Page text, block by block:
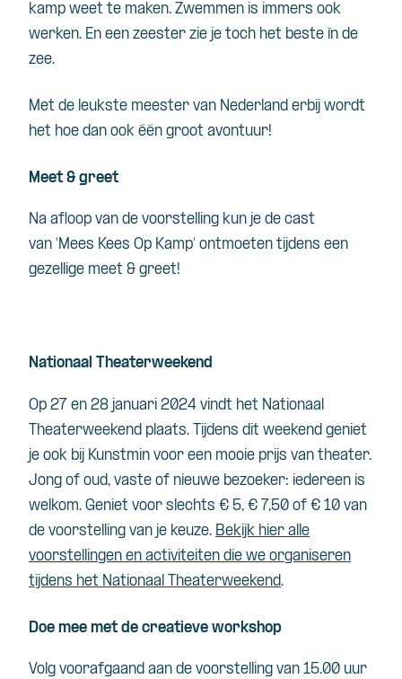
kamp weet te maken. Zwemmen is immers ook
werken. En een zeester zie je toch het beste ìn de
zee.
Met de leukste meester van Nederland erbij wordt
het hoe dan ook één groot avontuur!
Meet & greet
Na afloop van de voorstelling kun je de cast
van ‘Mees Kees Op Kamp’ ontmoeten tijdens een
gezellige meet & greet!
Nationaal Theaterweekend
Op 27 en 28 januari 2024 vindt het Nationaal
Theaterweekend plaats. Tijdens dit weekend geniet
je ook bij Kunstmin voor een mooie prijs van theater.
Jong of oud, vaste of nieuwe bezoeker: iedereen is
welkom. Geniet voor slechts € 5, € 7,50 of € 10 van
de voorstelling van je keuze. Bekijk hier alle
voorstellingen en activiteiten die we organiseren
tijdens het Nationaal Theaterweekend.
Doe mee met de creatieve workshop
Volg voorafgaand aan de voorstelling van 15.00 uur